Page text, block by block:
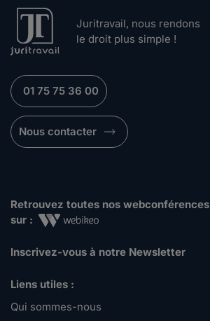
Juritravail, nous rendons
le droit plus simple !
01 75 75 36 00
Nous contacter
Retrouvez toutes nos webconférences
sur :
Inscrivez-vous à notre Newsletter
Liens utiles :
Qui sommes-nous